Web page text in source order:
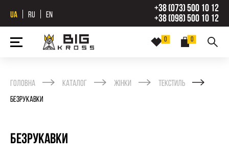
UA RU EN
+38 (073) 500 10 12
+38 (098) 500 10 12
0
0
Головна Каталог Жінки Текстиль
Безрукавки
Безрукавки